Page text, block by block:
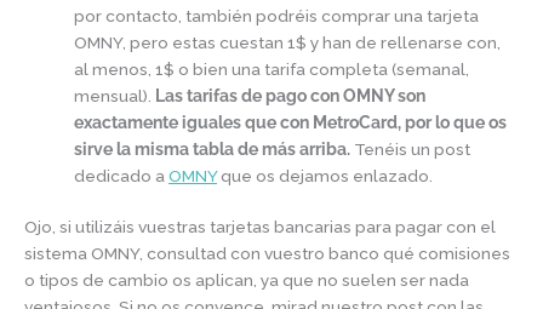
por contacto, también podréis comprar una tarjeta
OMNY, pero estas cuestan 1$ y han de rellenarse con,
al menos, 1$ o bien una tarifa completa (semanal,
mensual).
Las tarifas de pago con OMNY son
exactamente iguales que con MetroCard, por lo que os
sirve la misma tabla de más arriba. Tenéis un post
dedicado aOMNYque os dejamos enlazado.
Ojo, si utilizáis vuestras tarjetas bancarias para pagar con el
sistema OMNY, consultad con vuestro banco qué comisiones
o tipos de cambio os aplican, ya que no suelen ser nada